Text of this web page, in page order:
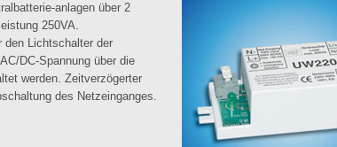
anlagen über 2
250VA.
den Lichtschalter der
DC-Spannung über die
werden. Zeitverzögerter
des Netzeinganges.